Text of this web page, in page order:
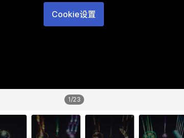
Cookie设置
1/23